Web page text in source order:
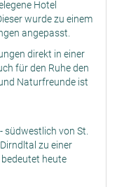
Hotel
wurde zu einem
angepasst.
direkt in einer
für den Ruhe den
Naturfreunde ist
südwestlich von St.
zu einer
heute